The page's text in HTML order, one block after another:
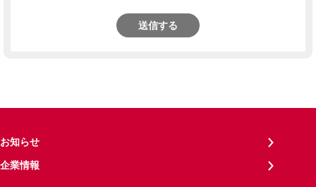
送信する
お知らせ
企業情報